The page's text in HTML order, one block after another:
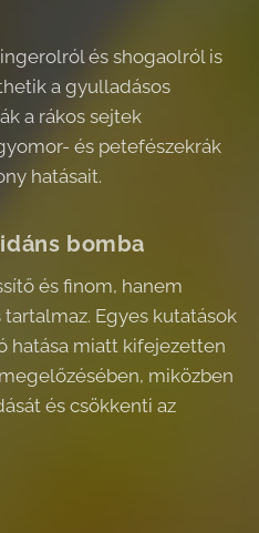
és shogaolról is
a gyulladásos
a rákos sejtek
és petefészekrák
hatásait.
bomba
és finom, hanem
Egyes kutatások
hatása miatt kifejezetten
miközben
és csökkenti az